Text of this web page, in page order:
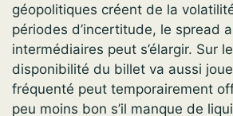
géopolitiques créent de la
périodes d’incertitude, le spread
intermédiaires peut s’élargir. Sur
disponibilité du billet va aussi
fréquenté peut temporairement
peu moins bon s’il manque de